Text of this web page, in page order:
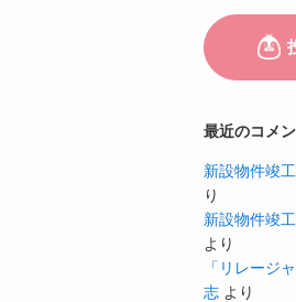
最近のコメ
新設物件竣
り
新設物件竣
より
「リレージ
志 より